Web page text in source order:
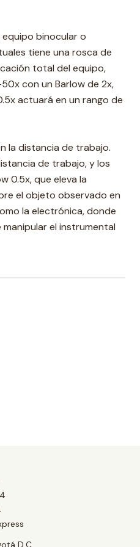
binocular o
tiene una rosca de
total del equipo,
con un Barlow de 2x,
actuará en un rango de
la distancia de trabajo.
de trabajo, y los
0.5x, que eleva la
el objeto observado en
la electrónica, donde
el instrumental
D.C.